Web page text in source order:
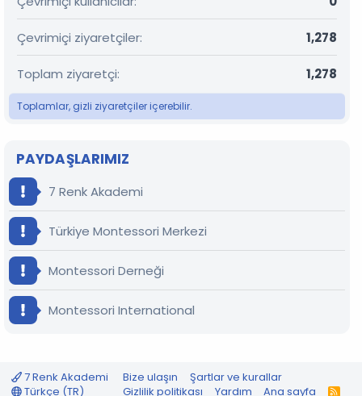
Çevrimiçi ziyaretçiler 1,278
Toplam ziyaretçi 1,278
Toplamlar, gizli ziyaretçiler içerebilir.
PAYDAŞLARIMIZ
7 Renk Akademi
Türkiye Montessori Merkezi
Montessori Derneği
Montessori International
7 Renk Akademi
Türkçe (TR)
Bize ulaşın
Şartlar ve kurallar
Gizlilik politikası
Yardım Ana sayfa R